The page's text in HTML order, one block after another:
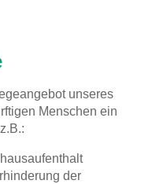
unseres
Menschen ein
der